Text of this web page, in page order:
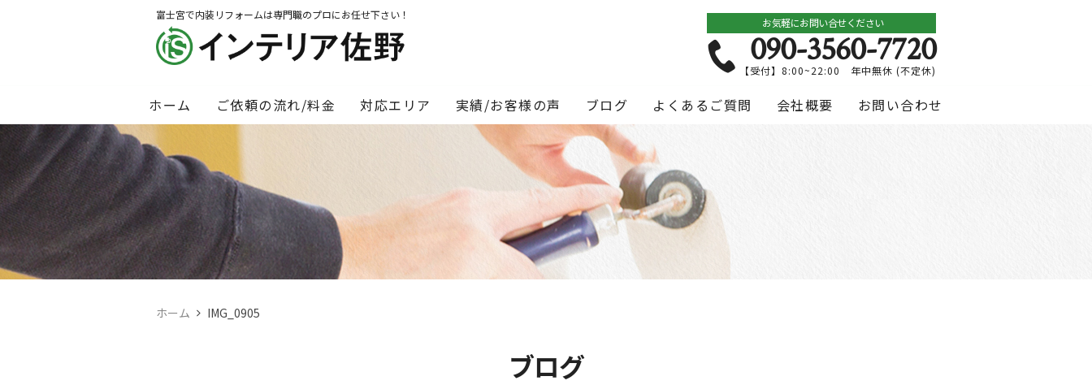
富士宮で内装リフォームは専門職のプロにお任せ下さい！
お気軽にお問い合せください
090-3560-7720
【受付】8:00~22:00 年中無休 (不定休)
ホーム ご依頼の流れ/料金 対応エリア 実績/お客様の声 ブログ よくあるご質問 会社概要 お問い合わせ
ホーム IMG_0905
ブログ